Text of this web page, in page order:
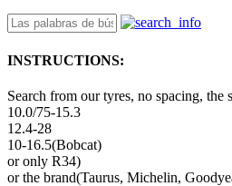
INSTRUCTIONS:
Search from our tyres, no spacing, the
10.0/75-15.3
12.4-28
10-16.5(Bobcat)
or only R34)
or the brand(Taurus, Michelin,